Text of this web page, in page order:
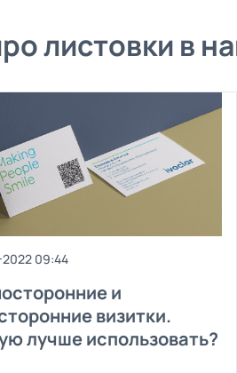
листовки в
2022 09:44
и
визитки.
лучше использовать?